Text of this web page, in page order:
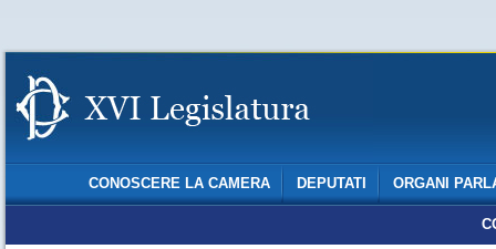
CONOSCERE LA CAMERA DEPUTATI ORGANI